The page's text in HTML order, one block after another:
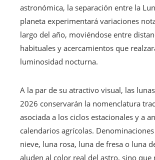
astronómica, la separación entre la
planeta experimentará variaciones
largo del año, moviéndose entre
habituales y acercamientos que
luminosidad nocturna.
A la par de su atractivo visual, las
2026 conservarán la nomenclatura
asociada a los ciclos estacionales y a
calendarios agrícolas.
nieve, luna rosa, luna de fresa o luna
aluden al color real del astro, sino que